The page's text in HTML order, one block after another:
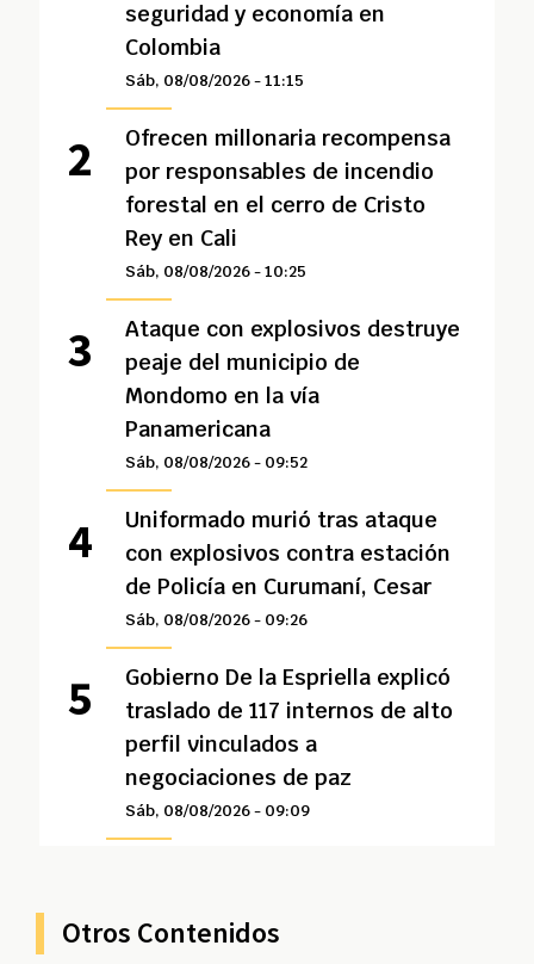
seguridad y economía en
Colombia
Sáb, 08/08/2026 - 11:15
Ofrecen millonaria recompensa
por responsables de incendio
forestal en el cerro de Cristo
Rey en Cali
Sáb, 08/08/2026 - 10:25
Ataque con explosivos destruye
peaje del municipio de
Mondomo en la vía
Panamericana
Sáb, 08/08/2026 - 09:52
Uniformado murió tras ataque
con explosivos contra estación
de Policía en Curumaní, Cesar
Sáb, 08/08/2026 - 09:26
Gobierno De la Espriella explicó
traslado de 117 internos de alto
perfil vinculados a
negociaciones de paz
Sáb, 08/08/2026 - 09:09
Otros Contenidos